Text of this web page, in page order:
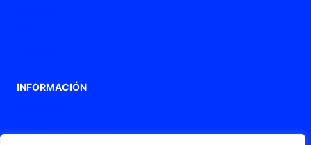
INFORMACIÓN